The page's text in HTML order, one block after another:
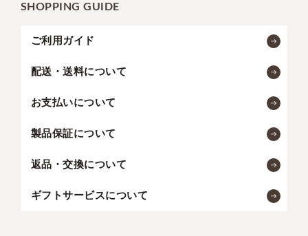
SHOPPING GUIDE
ご利用ガイド
配送・送料について
お支払いについて
製品保証について
返品・交換について
ギフトサービスについて